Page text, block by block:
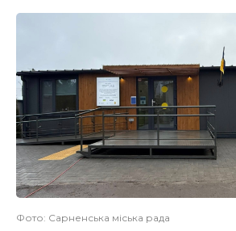
Фото: Сарненська міська рада